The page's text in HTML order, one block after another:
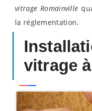
vitrage Romainville
la réglementation.
vitrage